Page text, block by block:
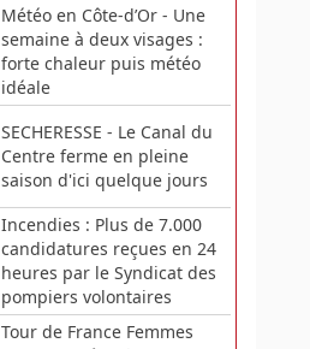
Météo en Côte-d’Or - Une
semaine à deux visages :
forte chaleur puis météo
idéale
SECHERESSE - Le Canal du
Centre ferme en pleine
saison d'ici quelque jours
Incendies : Plus de 7.000
candidatures reçues en 24
heures par le Syndicat des
pompiers volontaires
Tour de France Femmes